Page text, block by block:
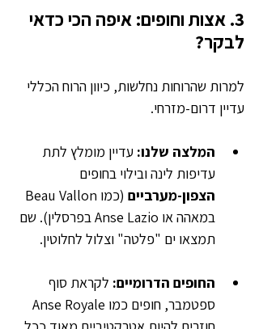
3. אצות וחופים: איפה הכי כדאי
לבקר?
למרות שהרוחות נחלשות, כיוון הרוח הכללי
עדיין דרום-מזרחי.
המלצה שלנו: עדיין מומלץ לתת
עדיפות לינה ובילוי בחופים
הצפון-מערביים
במאהה או Anse Lazio בפרסלין). שם
תמצאו ים "פלטה" וצלול לחלוטין.
החופים הדרומיים: לקראת סוף